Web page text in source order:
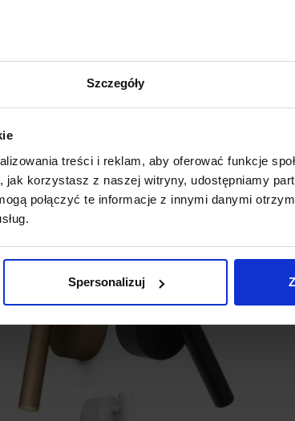
Szczegóły
treści i reklam, aby oferować funkcje
korzystasz z naszej witryny, udostępniamy
połączyć te informacje z innymi danymi
Spersonalizuj
Zgodnie z regulaminem
Promocja